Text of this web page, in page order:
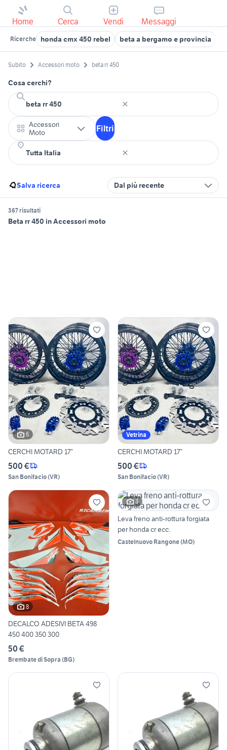
Home Cerca Vendi Messaggi
Ricerche honda cmx 450 rebel beta a bergamo e provincia
Subito Accessori moto beta rr 450
Cosa cerchi?
Accessori
Moto
Filtri
Salva ricerca Dal più recente
367 risultati
Beta rr 450 in Accessori moto
6
CERCHI MOTARD 17”
500 €
San Bonifacio(VR)
Vetrina
CERCHI MOTARD 17”
500 €
San Bonifacio(VR)
8
DECALCO ADESIVI BETA 498
450 400 350 300
50 €
Brembate di Sopra (BG)
3
Leva freno anti-rottura forgiata
per honda cr ecc.
Castelnuovo Rangone(MO)